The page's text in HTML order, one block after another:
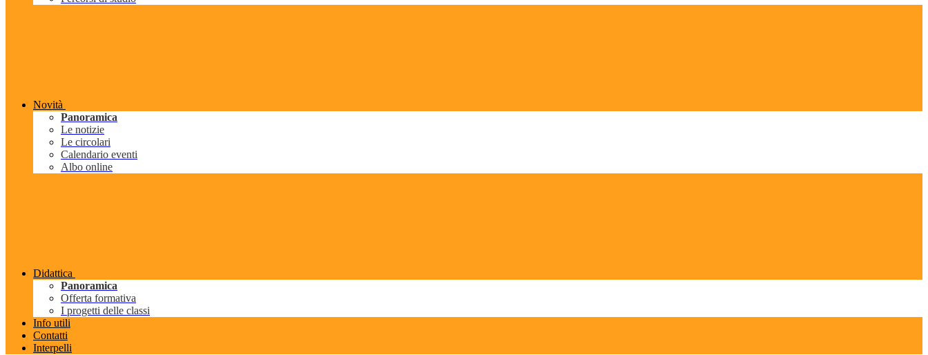
Novità
Panoramica
Le notizie
Le circolari
Calendario eventi
Albo online
Didattica
Panoramica
Offerta formativa
I progetti delle classi
Info utili
Contatti
Interpelli